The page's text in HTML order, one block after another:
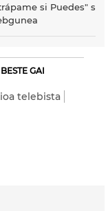
si Puedes"
GAI
telebista